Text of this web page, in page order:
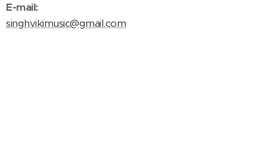
E-mail:
singhvikimusic@gmail.com